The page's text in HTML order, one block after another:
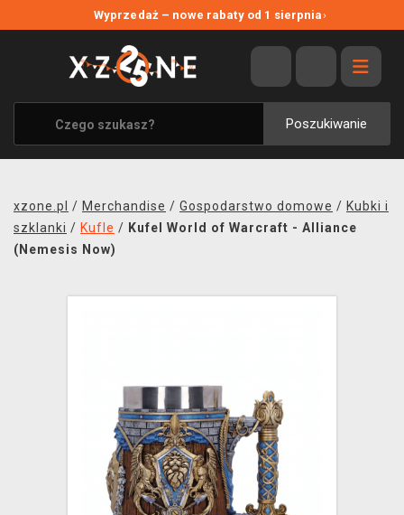
Wyprzedaż – nowe rabaty od 1 sierpnia›
Poszukiwanie
WYPRZEDAŻ
WSZYSTKIE MARKI
XZONE ORIGINALS
UBRANIA I AKCESORIA
SOUNDTRACKI
xzone.pl / Merchandise / Gospodarstwo domowe / Kubki i
szklanki / Kufle / Kufel World of Warcraft - Alliance
(Nemesis Now)